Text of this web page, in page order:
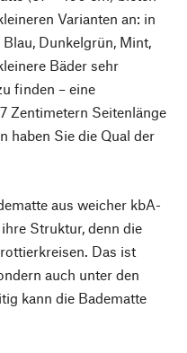
Varianten an: in
Dunkelgrün, Mint,
Bäder sehr
finden – eine
Zentimetern Seitenlänge
haben Sie die Qual der
aus weicher kbA-
Struktur, denn die
Das ist
auch unter den
kann die Badematte